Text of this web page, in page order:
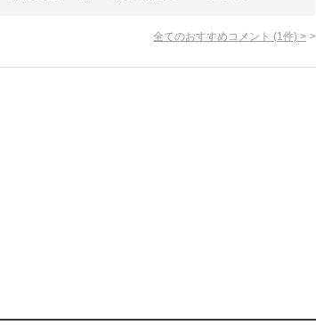
全てのおすすめコメント (1 件) >